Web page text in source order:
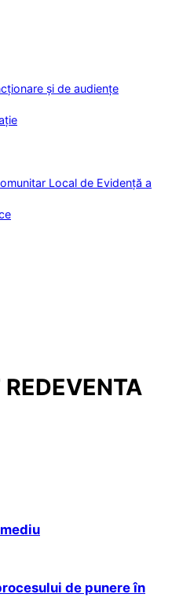
și de audiențe
Local de Evidență a
de punere în